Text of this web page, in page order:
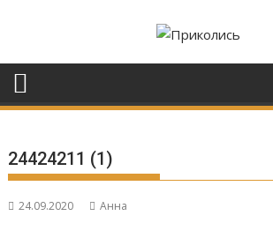
24424211 (1)
24.09.2020 Анна